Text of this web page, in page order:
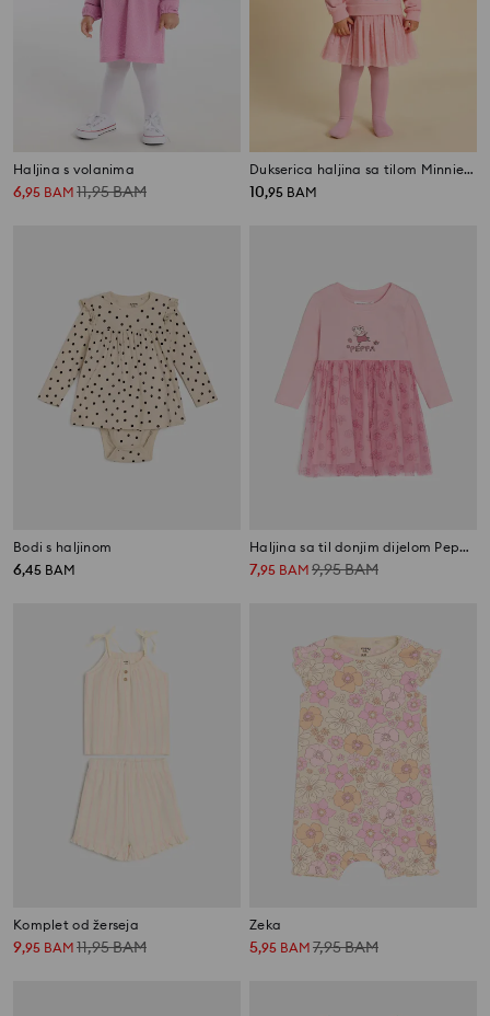
Haljina s volanima
6,95 BAM 11,95BAM
Dukserica haljina sa tilom Minnie Mouse
10,95 BAM
Bodi s haljinom
6,45 BAM
Haljina sa til donjim dijelom Peppa Pig
7,95 BAM 9,95BAM
Komplet od žerseja
9,95 BAM 11,95BAM
Zeka
5,95 BAM 7,95BAM